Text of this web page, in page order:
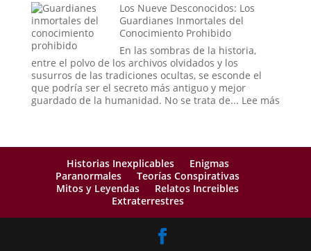
Extraños
Profecías
de
Nostradamus:
¿Coincidencia,
Interpretación
o
Fraude?
Los Nueve Desconocidos: Los
Guardianes Inmortales del
Conocimiento Prohibido
En las sombras de la historia,
entre el polvo de los archivos olvidados y los
susurros de las tradiciones ocultas, se esconde el
que podría ser el secreto más antiguo y mejor
guardado de la humanidad. No se trata de... Lee más:
Los
Historias Inexplicables
Enigmas
Paranormales
Teorías Conspirativas
Mitos y Leyendas
Relatos Increibles
Extraterrestres